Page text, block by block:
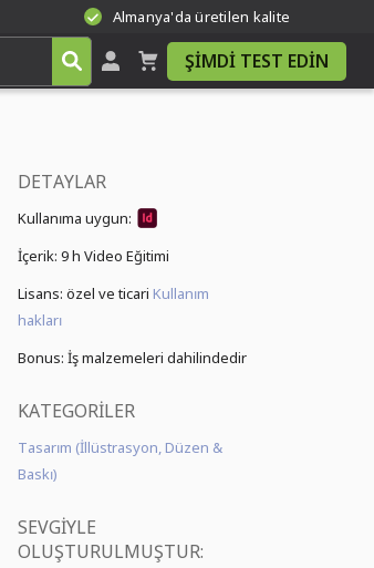
Almanya'da üretilen kalite
ŞIMDI TEST EDIN
DETAYLAR
Kullanıma uygun:
İçerik:9 h Video Eğitimi
Lisans: özel ve ticari Kullanım
hakları
Bonus: İş malzemeleri dahilindedir
KATEGORILER
Tasarım (İllüstrasyon, Düzen &
Baskı)
SEVGIYLE
OLUŞTURULMUŞTUR: